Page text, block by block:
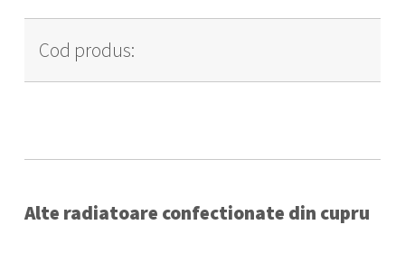
Cod produs:
Alte radiatoare confectionate din cupru